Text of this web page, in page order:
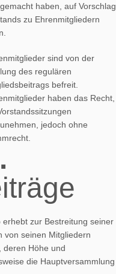
haben, auf Vorschlag
zu Ehrenmitgliedern
sind von der
des regulären
befreit.
haben das Recht,
jedoch ohne
erhebt zur Bestreitung seiner
von seinen Mitgliedern
deren Höhe und
die Hauptversammlung